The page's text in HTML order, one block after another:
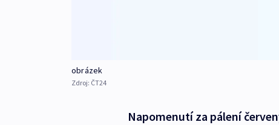
obrázek
Zdroj: ČT24
Napomenutí za pálení